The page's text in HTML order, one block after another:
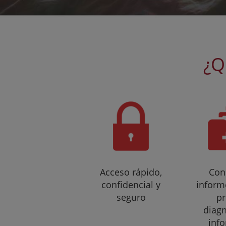
Acceso rápido,
confidencial y
seguro